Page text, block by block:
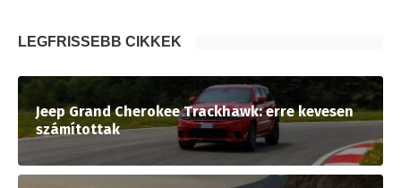
LEGFRISSEBB CIKKEK
Jeep Grand Cherokee Trackhawk: erre kevesen
számítottak